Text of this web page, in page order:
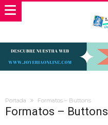
Portada Formatos – Buttons
Formatos – Buttons